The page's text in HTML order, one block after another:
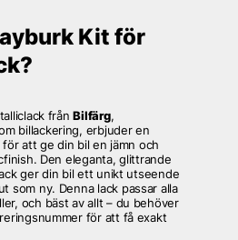
Kit för
frånBilfärg,
billackering, erbjuder en
att ge din bil en jämn och
Den eleganta, glittrande
ger din bil ett unikt utseende
som ny. Denna lack passar alla
och bäst av allt – du behöver
för att få exakt